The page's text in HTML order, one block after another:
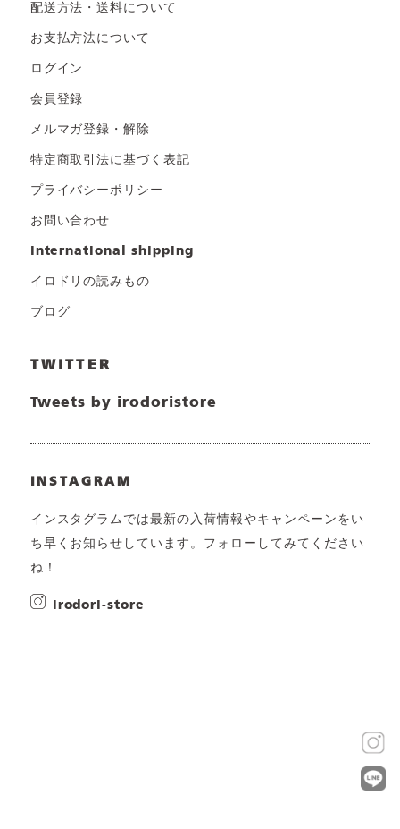
配送方法・送料について
お支払方法について
ログイン
会員登録
メルマガ登録・解除
特定商取引法に基づく表記
プライバシーポリシー
お問い合わせ
international shipping
イロドリの読みもの
ブログ
TWITTER
Tweets by irodoristore
INSTAGRAM
インスタグラムでは最新の入荷情報やキャンペーンをい
ち早くお知らせしています。フォローしてみてください
ね！
irodori-store